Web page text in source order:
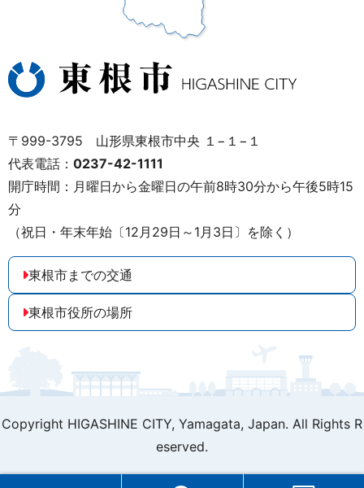
〒999-3795 山形県東根市中央 １−１−１
代表電話： 0237-42-1111
開庁時間：月曜日から金曜日の午前8時30分から午後5時15
分
（祝日・年末年始〔12月29日～1月3日〕を除く）
東根市までの交通
東根市役所の場所
Copyright HIGASHINE CITY, Yamagata, Japan. All Rights R
eserved.